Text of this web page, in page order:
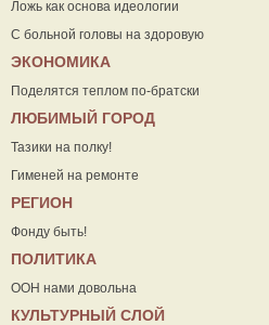
Ложь как основа идеологии
С больной головы на здоровую
ЭКОНОМИКА
Поделятся теплом по-братски
ЛЮБИМЫЙ ГОРОД
Тазики на полку!
Гименей на ремонте
РЕГИОН
Фонду быть!
ПОЛИТИКА
ООН нами довольна
КУЛЬТУРНЫЙ СЛОЙ